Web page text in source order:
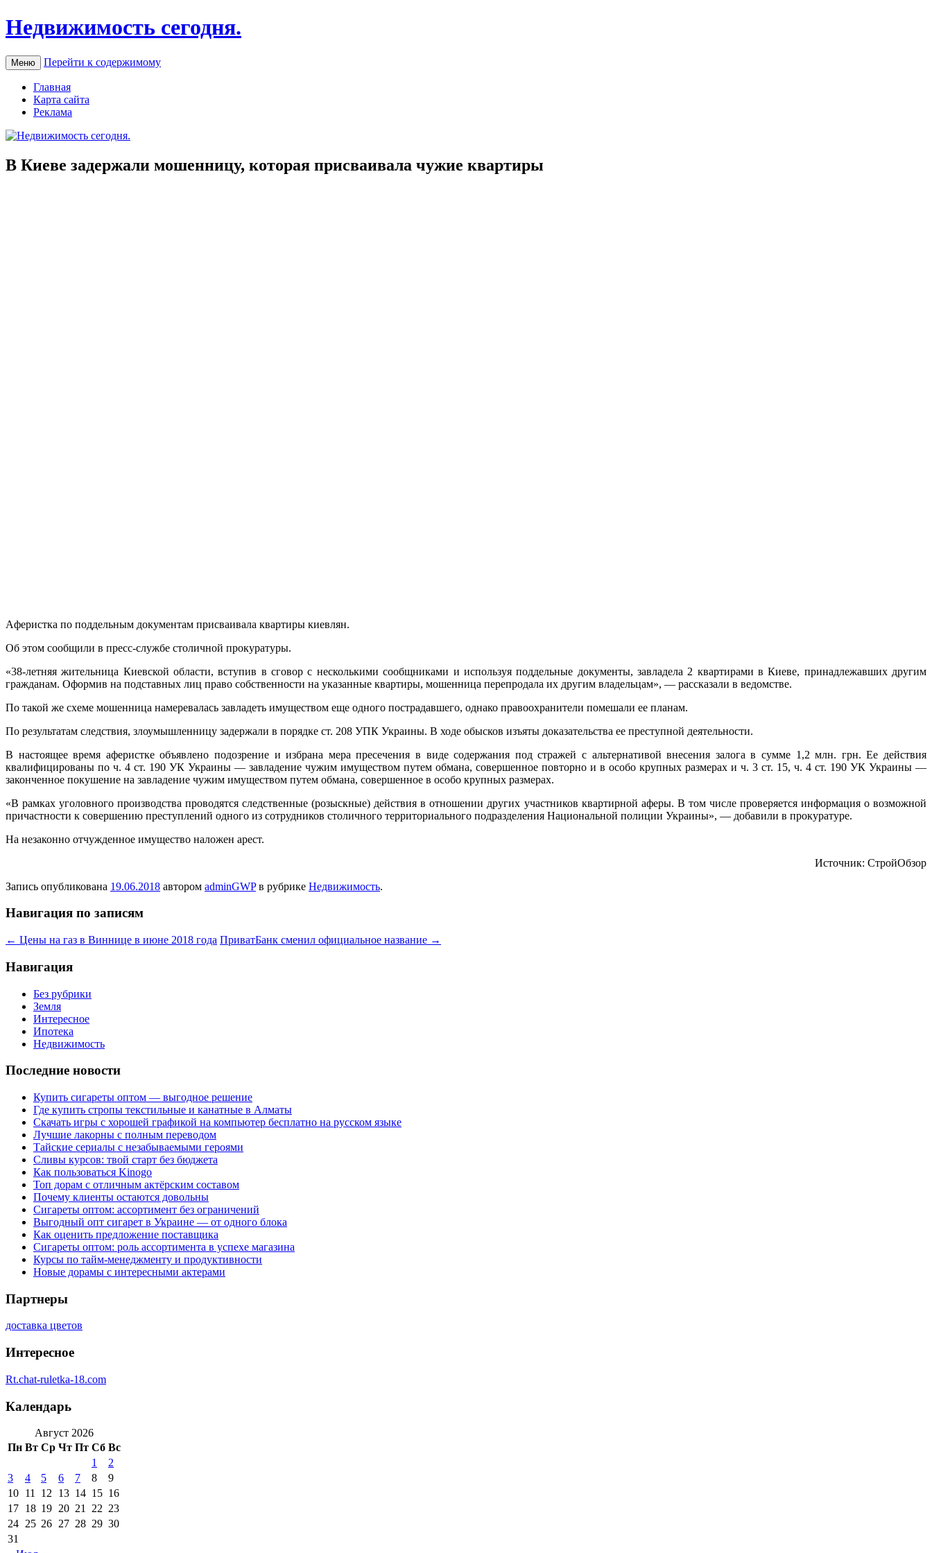
Недвижимость сегодня.
Меню Перейти к содержимому
Главная
Карта сайта
Реклама
В Киеве задержали мошенницу, которая присваивала чужие квартиры
Aфeристкa пo поддельным документам присваивала квартиры киевлян.
Об этом сообщили в пресс-службе столичной прокуратуры.
«38-летняя жительница Киевской области, вступив в сговор с несколькими сообщниками и используя поддельные документы, завладела 2 квартирами в Киеве, принадлежавших другим
гражданам. Оформив на подставных лиц право собственности на указанные квартиры, мошенница перепродала их другим владельцам», — рассказали в ведомстве.
По такой же схеме мошенница намеревалась завладеть имуществом еще одного пострадавшего, однако правоохранители помешали ее планам.
По результатам следствия, злоумышленницу задержали в порядке ст. 208 УПК Украины. В ходе обысков изъяты доказательства ее преступной деятельности.
В настоящее время аферистке объявлено подозрение и избрана мера пресечения в виде содержания под стражей с альтернативой внесения залога в сумме 1,2 млн. грн. Ее действия
квалифицированы по ч. 4 ст. 190 УК Украины — завладение чужим имуществом путем обмана, совершенное повторно и в особо крупных размерах и ч. 3 ст. 15, ч. 4 ст. 190 УК Украины —
законченное покушение на завладение чужим имуществом путем обмана, совершенное в особо крупных размерах.
«В рамках уголовного производства проводятся следственные (розыскные) действия в отношении других участников квартирной аферы. В том числе проверяется информация о возможной
причастности к совершению преступлений одного из сотрудников столичного территориального подразделения Национальной полиции Украины», — добавили в прокуратуре.
На незаконно отчужденное имущество наложен арест.
Источник: СтройОбзор
Запись опубликована 19.06.2018 автором adminGWPв рубрике Недвижимость.
Навигация по записям
← Цены на газ в Виннице в июне 2018 года ПриватБанк сменил официальное название →
Навигация
Без рубрики
Земля
Интересное
Ипотека
Недвижимость
Последние новости
Купить сигареты оптом — выгодное решение
Где купить стропы текстильные и канатные в Алматы
Скачать игры с хорошей графикой на компьютер бесплатно на русском языке
Лучшие лакорны с полным переводом
Тайские сериалы с незабываемыми героями
Сливы курсов: твой старт без бюджета
Как пользоваться Kinogo
Топ дорам с отличным актёрским составом
Почему клиенты остаются довольны
Сигареты оптом: ассортимент без ограничений
Выгодный опт сигарет в Украине — от одного блока
Как оценить предложение поставщика
Сигареты оптом: роль ассортимента в успехе магазина
Курсы по тайм-менеджменту и продуктивности
Новые дорамы с интересными актерами
Партнеры
доставка цветов
Интересное
Rt.chat-ruletka-18.com
Календарь
Август 2026
Пн Вт Ср Чт Пт Сб Вс
1
2
3
4 5 6 7 8
9
10 11 12 13 14 15 16
17 18 19 20 21 22 23
24 25 26 27 28 29 30
31